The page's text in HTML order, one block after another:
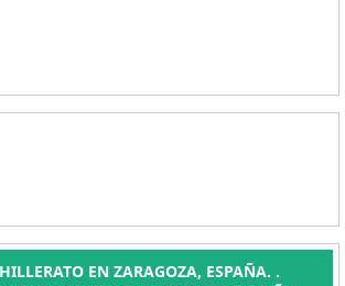
EN ZARAGOZA, ESPAÑA. .